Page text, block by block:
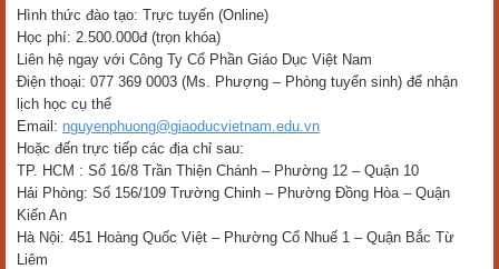
Hình thức đào tạo: Trực tuyến (Online)
Học phí: 2.500.000đ (trọn khóa)
Liên hệ ngay với Công Ty Cổ Phần Giáo Dục Việt Nam
Điện thoại: 077 369 0003 (Ms. Phượng – Phòng tuyển sinh) để nhận
lịch học cụ thể
Email: nguyenphuong@giaoducvietnam.edu.vn
Hoặc đến trực tiếp các địa chỉ sau:
TP. HCM : Số 16/8 Trần Thiện Chánh – Phường 12 – Quận 10
Hải Phòng: Số 156/109 Trường Chinh – Phường Đồng Hòa – Quận
Kiến An
Hà Nội: 451 Hoàng Quốc Việt – Phường Cổ Nhuế 1 – Quận Bắc Từ
Liêm